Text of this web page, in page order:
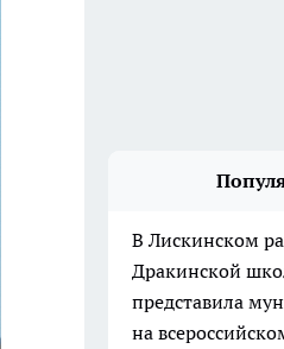
В Лискинском
Дракинской
представила
на